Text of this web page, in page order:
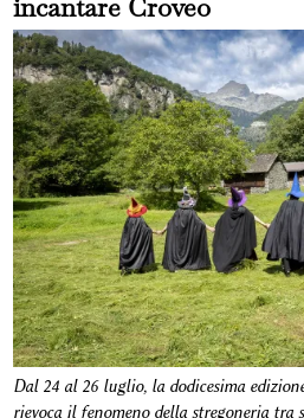
incantare Croveo
Dal 24 al 26 luglio, la dodicesima
rievoca il fenomeno della stregoneria